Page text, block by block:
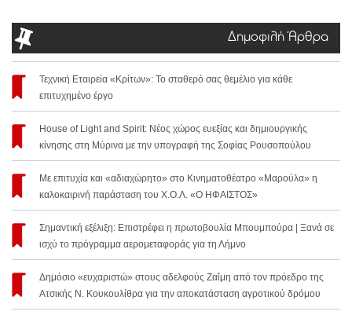
Δημοφιλή Άρθρα
Τεχνική Εταιρεία «Κρίτων»: Το σταθερό σας θεμέλιο για κάθε
επιτυχημένο έργο
House of Light and Spirit: Νέος χώρος ευεξίας και δημιουργικής
κίνησης στη Μύρινα με την υπογραφή της Σοφίας Ρουσοπούλου
Με επιτυχία και «αδιαχώρητο» στο Κινηματοθέατρο «Μαρούλα» η
καλοκαιρινή παράσταση του Χ.Ο.Λ. «Ο ΗΦΑΙΣΤΟΣ»
Σημαντική εξέλιξη: Επιστρέφει η πρωτοβουλία Μπουμπούρα | Ξανά σε
ισχύ το πρόγραμμα αερομεταφοράς για τη Λήμνο
Δημόσιο «ευχαριστώ» στους αδελφούς Ζαΐμη από τον πρόεδρο της
Ατσικής Ν. Κουκουλίθρα για την αποκατάσταση αγροτικού δρόμου